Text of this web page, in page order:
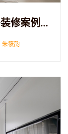
原筑壹号装修 现代极简风 105平装修案例分享
朱筱韵